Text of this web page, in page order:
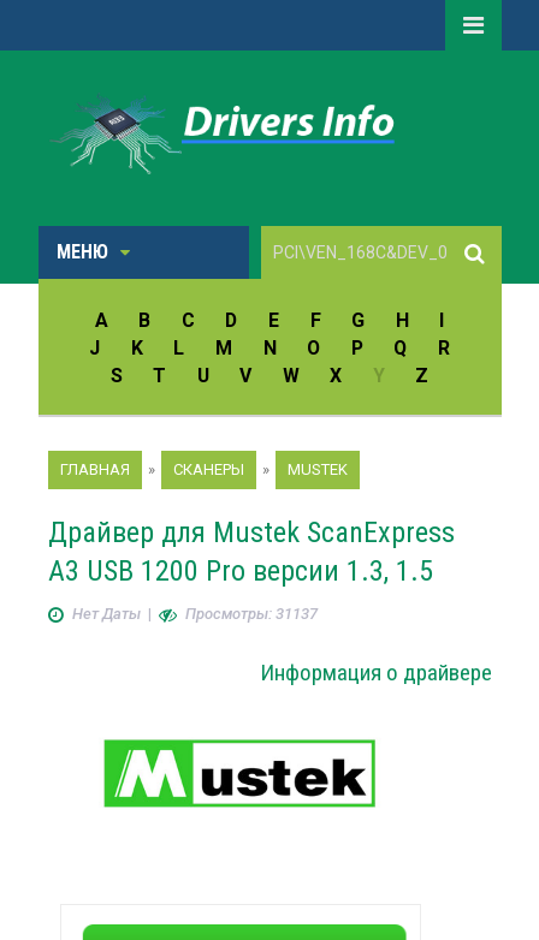
МЕНЮ
A B C D E F G H
I
J
K L M N O P Q
R
S
T U V W X Y Z
ГЛАВНАЯ » СКАНЕРЫ » MUSTEK
Драйвер для Mustek ScanExpress
A3 USB 1200 Pro версии 1.3, 1.5
Нет Даты| Просмотры: 31137
Информация о драйвере